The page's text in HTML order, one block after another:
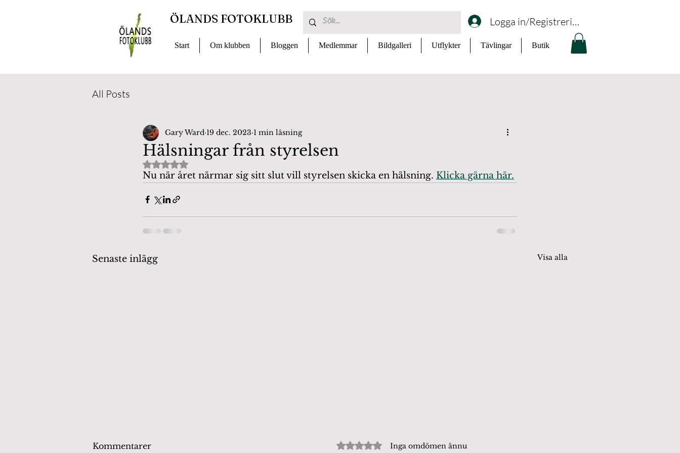
Logga in/Registrering
Start Om klubben Bloggen Medlemmar Bildgalleri Utflykter Tävlingar Butik
ÖLANDS FOTOKLUBB
All Posts
Hälsningar från styrelsen
Gary Ward 19 dec. 2023 1 min läsning
Betygsatt till NaN av 5 stjärnor.
Nu när året närmar sig sitt slut vill styrelsen skicka en hälsning. Klicka gärna här.
Senaste inlägg Visa alla
Kommentarer Betygsatt till 0 av 5 stjärnor.
Inga omdömen ännu